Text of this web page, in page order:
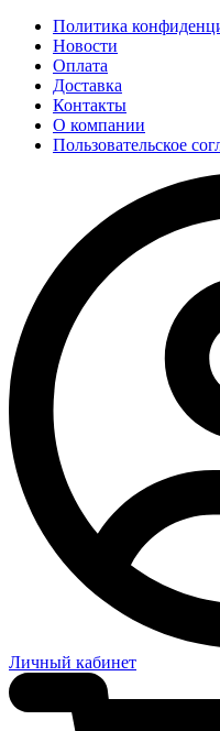
Политика
Новости
Оплата
Доставка
Контакты
О компании
Пользовательское
Личный кабинет